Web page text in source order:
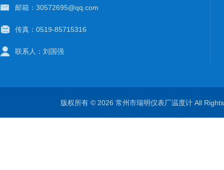
邮箱：30572695@qq.com
传真：0519-85715316
联系人：刘国强
版权所有 © 2026 常州市瑞明仪表厂温度计 All